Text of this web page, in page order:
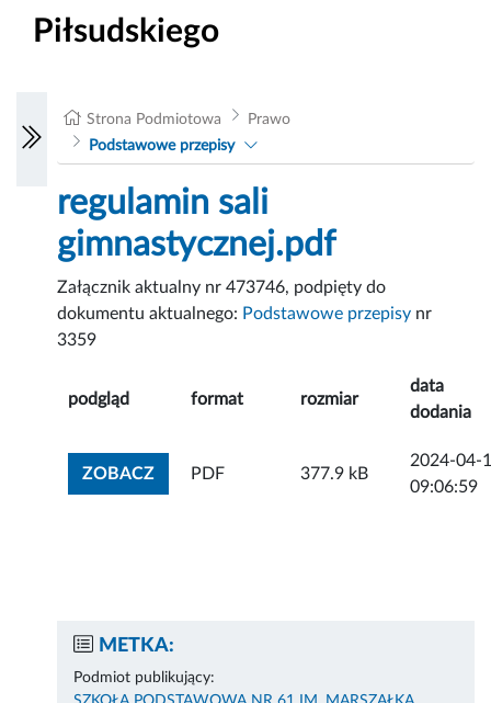
Piłsudskiego
Strona Podmiotowa
Prawo
Podstawowe przepisy
regulamin sali
gimnastycznej.pdf
Załącznik aktualny nr 473746, podpięty do
dokumentu aktualnego: Podstawowe przepisy nr
3359
podgląd format rozmiar
data
dodania
ZOBACZZOBACZ ZAŁĄCZNIK
PDF 377.9 kB
2024-04-
09:06:59
METKA:
Podmiot publikujący: